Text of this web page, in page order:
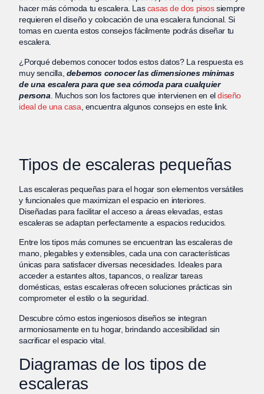
hacer más cómoda tu escalera. Lascasas de dos pisossiempre
requieren el diseño y colocación de una escalera funcional. Si
tomas en cuenta estos consejos fácilmente podrás diseñar tu
escalera.
¿Porqué debemos conocer todos estos datos? La respuesta es
muy sencilla, debemos conocer las dimensiones mínimas
de una escalera para que sea cómoda para cualquier
persona . Muchos son los factores que intervienen en eldiseño
ideal de una casa , encuentra algunos consejos en este link.
Tipos de escaleras pequeñas
Las escaleras pequeñas para el hogar son elementos versátiles
y funcionales que maximizan el espacio en interiores.
Diseñadas para facilitar el acceso a áreas elevadas, estas
escaleras se adaptan perfectamente a espacios reducidos.
Entre los tipos más comunes se encuentran las escaleras de
mano, plegables y extensibles, cada una con características
únicas para satisfacer diversas necesidades. Ideales para
acceder a estantes altos, tapancos, o realizar tareas
domésticas, estas escaleras ofrecen soluciones prácticas sin
comprometer el estilo o la seguridad.
Descubre cómo estos ingeniosos diseños se integran
armoniosamente en tu hogar, brindando accesibilidad sin
sacrificar el espacio vital.
Diagramas de los tipos de
escaleras